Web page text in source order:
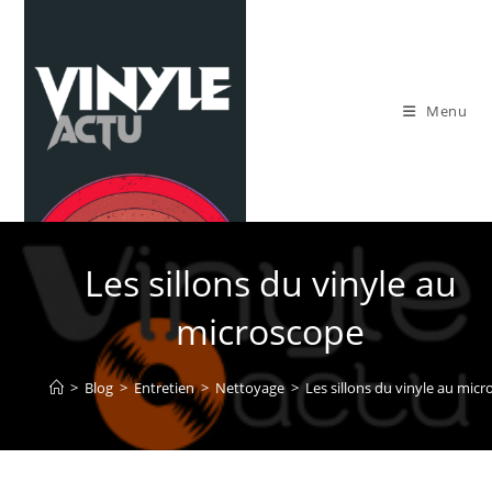
content
Menu
Les sillons du vinyle au
microscope
> Blog > Entretien > Nettoyage > Les sillons du vinyle au